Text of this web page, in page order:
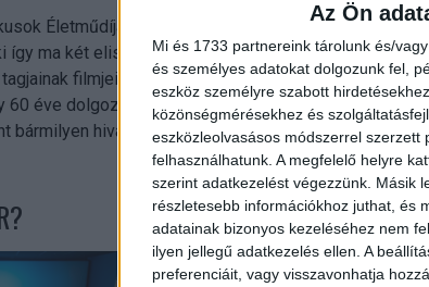
Az Ön
Mi és 1733 partnereink tárolunk és/
és személyes adatokat dolgozunk fel,
eszköz személyre szabott
közönségmérésekhez és
eszközleolvasásos módszerrel
felhasználhatunk. A megfelelő helyre
szerint adatkezelést végezzünk. Másik
részletesebb információkhoz juthat, és
adatainak bizonyos kezeléséhez nem
ilyen jellegű adatkezelés ellen. A
preferenciáit, vagy visszavonhatja
Életműdíját sok évtizedes kimagasló művészi
így ma két elismerésben részesült, hiszen a legjobb
filmjeiből összevágott részleteket tartalmazó
60 éve dolgozik a szakmában, és szinte csak szakmai
bármilyen hivatalos elismerés.